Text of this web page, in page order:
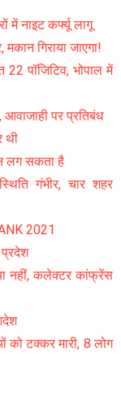
में नाइट कर्फ्यू लागू
गिराया जाएगा!
पॉजिटिव, भोपाल में
पर प्रतिबंध
थी
लग सकता है
गंभीर, चार शहर
2021
प्रदेश
नहीं, कलेक्टर कांफ्रेंस
को टक्कर मारी, 8 लोग